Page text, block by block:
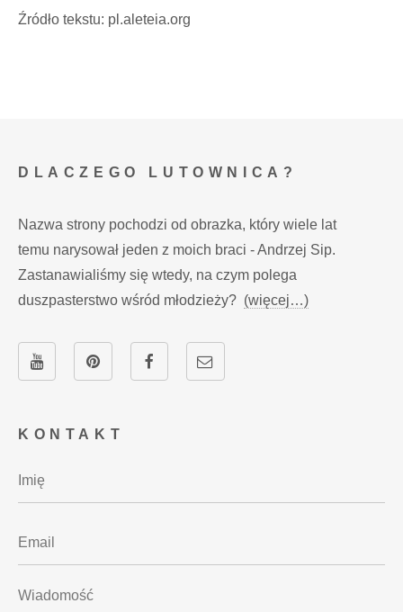
Źródło tekstu: pl.aleteia.org
KONTAKT
DLACZEGO LUTOWNICA?
Nazwa strony pochodzi od obrazka, który wiele lat
temu narysował jeden z moich braci - Andrzej Sip.
Zastanawialiśmy się wtedy, na czym polega
duszpasterstwo wśród młodzieży? (więcej…)